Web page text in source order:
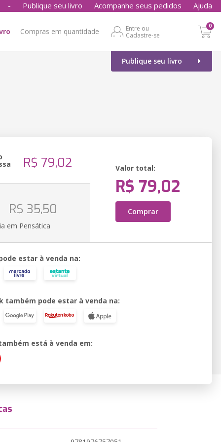
- Publique seu livro Acompanhe seus pedidos Ajuda
Compras em quantidade
Entre ou
Cadastre-se
0
Publique seu livro
R$ 79,02 Valor total:
R$ 79,02
Comprar
R$ 35,50
em Pensática
estar à venda na:
também pode estar à venda na:
está à venda em: